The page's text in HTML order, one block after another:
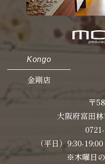
Kongo
金剛店
〒
大阪府富田
（平日）9:30-
※木曜日